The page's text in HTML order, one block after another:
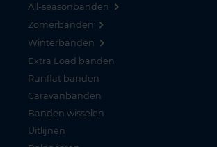
All-seasonbanden
Zomerbanden
Winterbanden
Extra Load banden
Runflat banden
Caravanbanden
Banden wisselen
Uitlijnen